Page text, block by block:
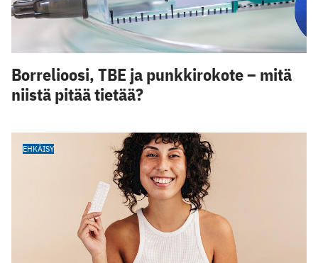
Borrelioosi, TBE ja punkkirokote – mitä
niistä pitää tietää?
EHKÄISY